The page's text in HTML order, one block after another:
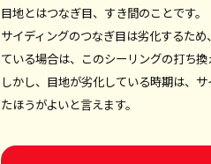
目地とはつなぎ目、すき間のことです。
サイディングのつなぎ目は劣化するた
ている場合は、このシーリングの打ち
しかし、目地が劣化している時期は、
たほうがよいと言えます。